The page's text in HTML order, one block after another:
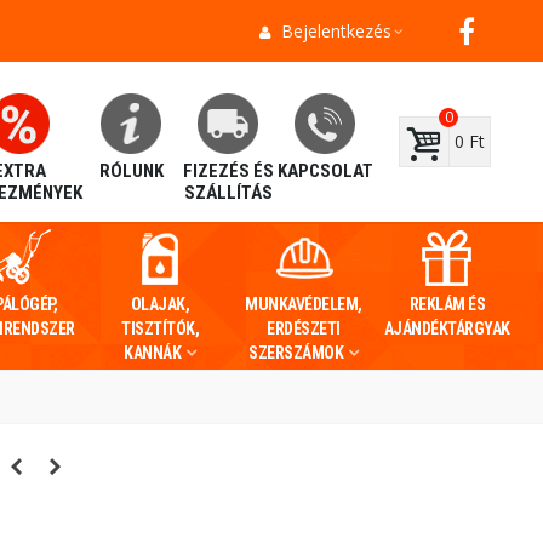
Bejelentkezés
RÓLUNK
FIZEZÉS ÉS
SZÁLLÍTÁS
KAPCSOLAT
0
0 Ft
OLAJAK,
TISZTÍTÓK,
KANNÁK
MUNKAVÉDELEM,
ERDÉSZETI
SZERSZÁMOK
REKLÁM ÉS
AJÁNDÉKTÁRGYAK